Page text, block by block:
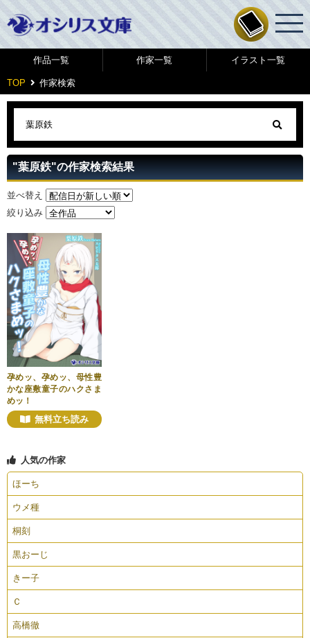
作品一覧 作家一覧 イラスト一覧
TOP 作家検索
"葉原鉄"の作家検索結果
並べ替え
絞り込み
孕めッ、孕めッ、母性豊
かな座敷童子のハクさま
めッ！
無料立ち読み
人気の作家
ほーち
ウメ種
桐刻
黒おーじ
きー子
Ｃ
高橋徹